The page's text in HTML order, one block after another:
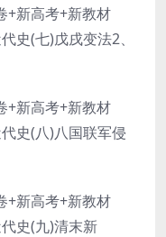
新高考+新教材
史(七)戊戌变法2、
新高考+新教材
史(八)八国联军侵
新高考+新教材
史(九)清末新